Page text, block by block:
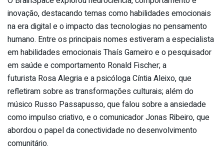
inovação, destacando temas como habilidades emocionais
na era digital e o impacto das tecnologias no pensamento
humano. Entre os principais nomes estiveram a especialista
em habilidades emocionais Thaís Gameiro e o pesquisador
em saúde e comportamento Ronald Fischer; a
futurista Rosa Alegria e a psicóloga Cíntia Aleixo, que
refletiram sobre as transformações culturais; além do
músico Russo Passapusso, que falou sobre a ansiedade
como impulso criativo, e o comunicador Jonas Ribeiro, que
abordou o papel da conectividade no desenvolvimento
comunitário.